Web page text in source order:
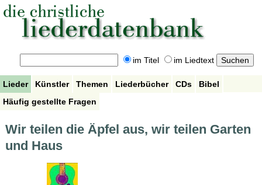
im Titel im Liedtext
Lieder Künstler Themen Liederbücher CDs
Bibel
Häufig gestellte Fragen
Wir teilen die Äpfel aus, wir teilen Garten
und Haus